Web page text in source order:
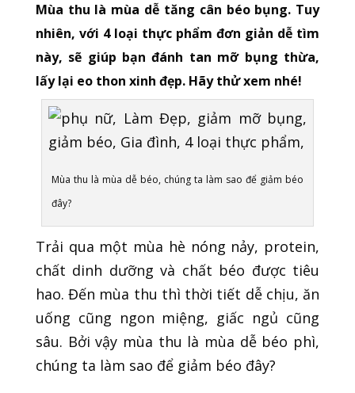
Mùa thu là mùa dễ tăng cân béo bụng. Tuy
nhiên, với 4 loại thực phẩm đơn giản dễ tìm
này, sẽ giúp bạn đánh tan mỡ bụng thừa,
lấy lại eo thon xinh đẹp. Hãy thử xem nhé!
Mùa thu là mùa dễ béo, chúng ta làm sao để giảm béo
đây?
Trải qua một mùa hè nóng nảy, protein,
chất dinh dưỡng và chất béo được tiêu
hao. Đến mùa thu thì thời tiết dễ chịu, ăn
uống cũng ngon miệng, giấc ngủ cũng
sâu. Bởi vậy mùa thu là mùa dễ béo phì,
chúng ta làm sao để giảm béo đây?